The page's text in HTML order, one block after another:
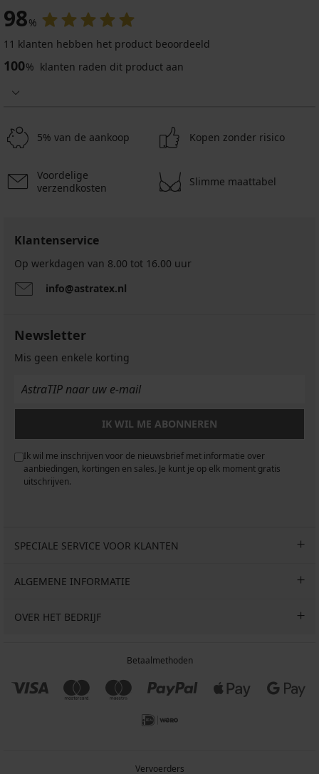
98%
11 klanten hebben het product beoordeeld
100% klanten raden dit product aan
5% van de aankoop Kopen zonder risico
Voordelige
verzendkosten
Slimme maattabel
Klantenservice
Op werkdagen van 8.00 tot 16.00 uur
info@astratex.nl
Newsletter
Mis geen enkele korting
IK WIL ME ABONNEREN
Ik wil me inschrijven voor de nieuwsbrief met informatie over
aanbiedingen, kortingen en sales. Je kunt je op elk moment gratis
uitschrijven.
SPECIALE SERVICE VOOR KLANTEN
ALGEMENE INFORMATIE
OVER HET BEDRIJF
Betaalmethoden
Vervoerders